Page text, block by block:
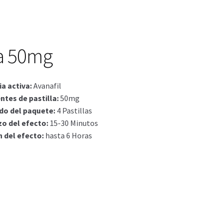
50mg
activa:Avanafil
de pastilla:50mg
del paquete: 4 Pastillas
del efecto: 15-30 Minutos
del efecto: hasta 6 Horas